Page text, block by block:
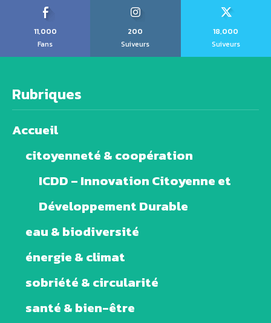
11,000
Fans
200
Suiveurs
18,000
Suiveurs
Rubriques
Accueil
citoyenneté & coopération
ICDD – Innovation Citoyenne et
Développement Durable
eau & biodiversité
énergie & climat
sobriété & circularité
santé & bien-être